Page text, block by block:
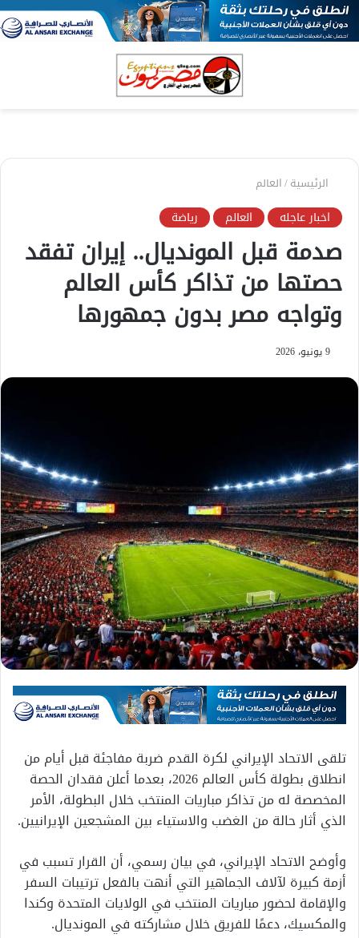
الرئيسية/العالم
اخبار عاجله العالم رياضة
صدمة قبل المونديال.. إيران تفقد
حصتها من تذاكر كأس العالم
وتواجه مصر بدون جمهورها
9 يونيو، 2026
تلقى الاتحاد الإيراني لكرة القدم ضربة مفاجئة قبل أيام من
انطلاق بطولة كأس العالم 2026، بعدما أعلن فقدان الحصة
المخصصة له من تذاكر مباريات المنتخب خلال البطولة، الأمر
الذي أثار حالة من الغضب والاستياء بين المشجعين الإيرانيين.
وأوضح الاتحاد الإيراني، في بيان رسمي، أن القرار تسبب في
أزمة كبيرة لآلاف الجماهير التي أنهت بالفعل ترتيبات السفر
والإقامة لحضور مباريات المنتخب في الولايات المتحدة وكندا
والمكسيك، دعمًا للفريق خلال مشاركته في المونديال.